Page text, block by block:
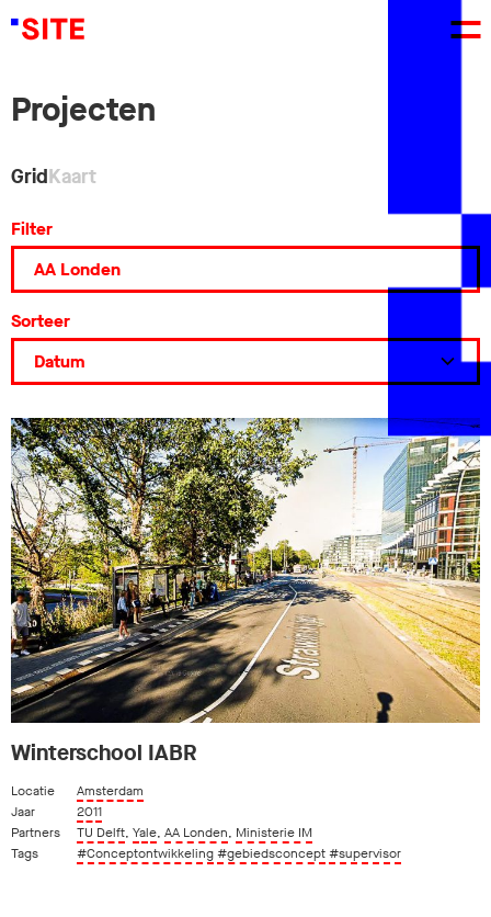
Projecten
GridKaart
Filter
Sorteer
Winterschool IABR
Locatie
Amsterdam
Jaar
2011
Partners
TU Delft, Yale, AA Londen, Ministerie IM
Tags
#Conceptontwikkeling#gebiedsconcept#supervisor